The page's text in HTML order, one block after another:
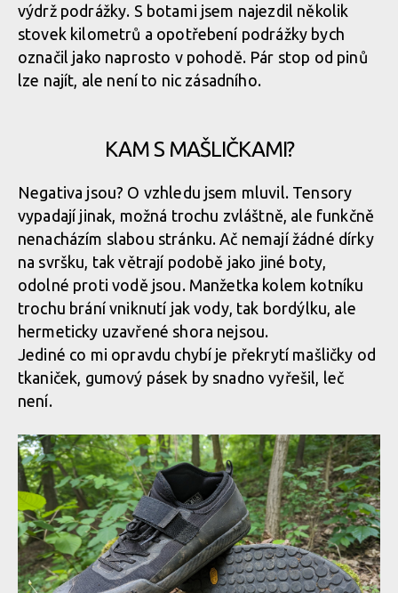
fi'zi:k Gravita Tensor Flat v akci
fi'zi:k Gravita Tensor Flat v akci
fi'zi:k Gravita Tensor Flat v akci
fi'zi:k Gravita Tensor Flat v akci
fi'zi:k Gravita Tensor Flat v akci
výdrž podrážky. S botami jsem najezdil několik
stovek kilometrů a opotřebení podrážky bych
označil jako naprosto v pohodě. Pár stop od pinů
lze najít, ale není to nic zásadního.
KAM S MAŠLIČKAMI?
Negativa jsou? O vzhledu jsem mluvil. Tensory
vypadají jinak, možná trochu zvláštně, ale funkčně
nenacházím slabou stránku. Ač nemají žádné dírky
na svršku, tak větrají podobě jako jiné boty,
odolné proti vodě jsou. Manžetka kolem kotníku
trochu brání vniknutí jak vody, tak bordýlku, ale
hermeticky uzavřené shora nejsou.
Jediné co mi opravdu chybí je překrytí mašličky od
tkaniček, gumový pásek by snadno vyřešil, leč
není.